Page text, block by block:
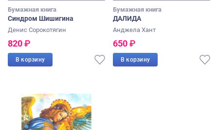
Бумажная книга
Синдром Шишигина
Денис Сорокотягин
820₽
В корзину
Бумажная книга
ДАЛИДА
Анджела Хант
650₽
В корзину